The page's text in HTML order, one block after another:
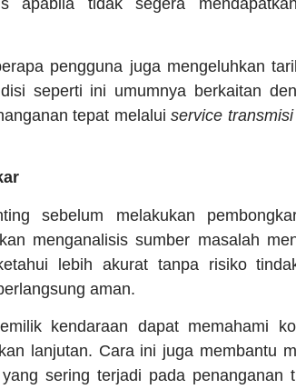
apabila tidak segera
pengguna juga mengeluhkan
seperti ini umumnya berkaitan
tepat melaluiservice
sebelum melakukan
menganalisis sumber masalah
lebih akurat tanpa risiko
aman.
kendaraan dapat memahami
lanjutan. Cara ini juga membantu
sering terjadi pada penanganan